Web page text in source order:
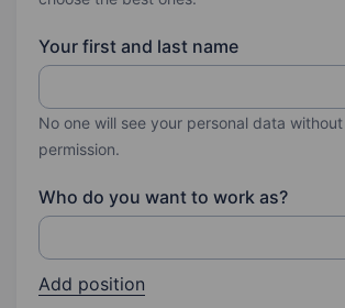
Your first and last name
No one will see your personal data
permission.
Who do you want to work as?
Add position